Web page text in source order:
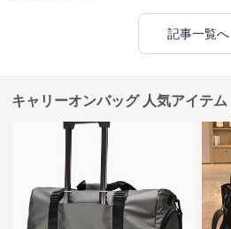
記事一覧へ
キャリーオンバッグ 人気アイテム